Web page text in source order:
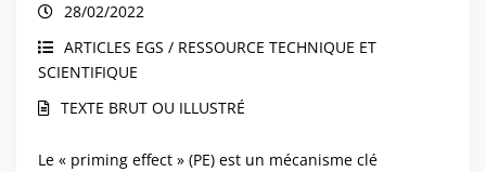
28/02/2022
ARTICLES EGS / RESSOURCE TECHNIQUE ET
SCIENTIFIQUE
TEXTE BRUT OU ILLUSTRÉ
Le « priming effect » (PE) est un mécanisme clé